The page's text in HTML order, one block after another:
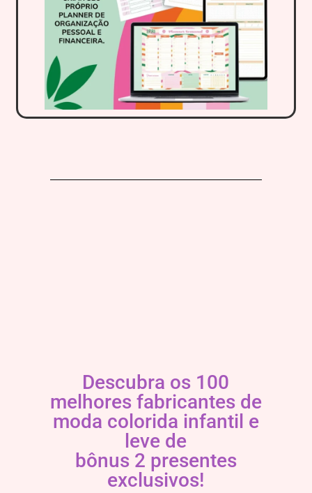
Descubra os 100
melhores fabricantes de
moda colorida infantil e
leve de
bônus 2 presentes
exclusivos!